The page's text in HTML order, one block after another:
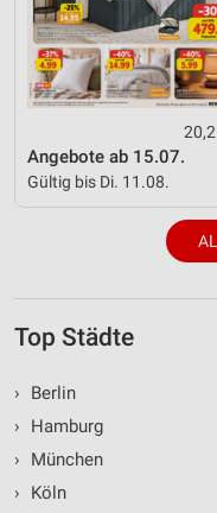
Angebote ab 15.07.
Gültig bis Di. 11.08.
Top Städte
›
Berlin
›
Hamburg
›
München
›
Köln